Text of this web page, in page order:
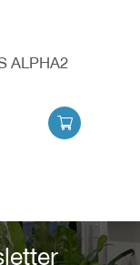
ALPHA2
